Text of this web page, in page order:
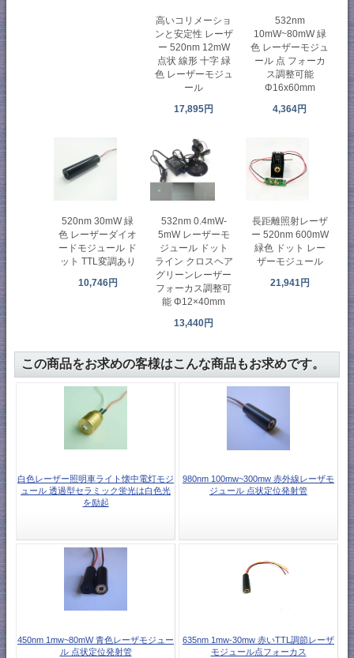
高いコリメーショ
ンと安定性 レーザ
ー 520nm 12mW
点状 線形 十字 緑
色 レーザーモジュ
ール
17,895円
532nm
10mW~80mW 緑
色 レーザーモジュ
ール 点 フォーカ
ス調整可能
Φ16x60mm
4,364円
520nm 30mW 緑
色 レーザーダイオ
ードモジュール ド
ット TTL変調あり
10,746円
532nm 0.4mW-
5mW レーザーモ
ジュール ドット
ライン クロスヘア
グリーンレーザー
フォーカス調整可
能 Φ12×40mm
13,440円
長距離照射レーザ
ー 520nm 600mW
緑色 ドット レー
ザーモジュール
21,941円
この商品をお求めの客様はこんな商品もお求めです。
白色レーザー照明車ライト懐中電灯モジ
ュール 透過型セラミック蛍光は白色光
を励起
980nm 100mw~300mw 赤外線レーザモ
ジュール 点状定位発射管
450nm 1mw~80mW 青色レーザモジュー
ル 点状定位発射管
635nm 1mw-30mw 赤いTTL調節レーザ
モジュール点フォーカス